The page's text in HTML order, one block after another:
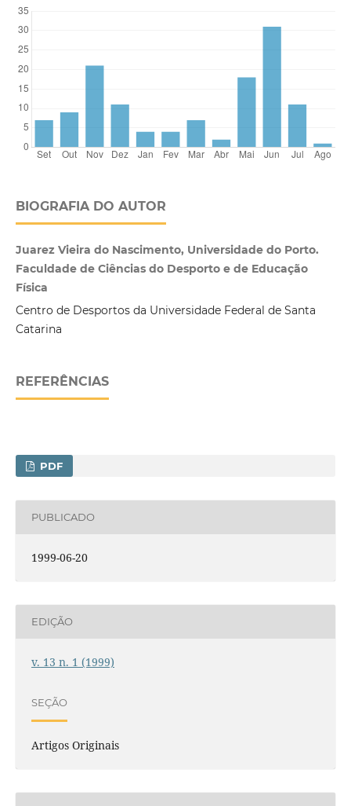
BIOGRAFIA DO AUTOR
Juarez Vieira do Nascimento, Universidade do Porto.
Faculdade de Ciências do Desporto e de Educação
Física
Centro de Desportos da Universidade Federal de Santa
Catarina
REFERÊNCIAS
PDF
PUBLICADO
1999-06-20
EDIÇÃO
v. 13 n. 1 (1999)
SEÇÃO
Artigos Originais